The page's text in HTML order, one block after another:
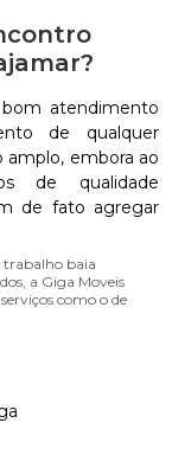
atendimento
de qualquer
embora ao
de qualidade
de fato agregar
trabalho baia
a Giga Moveis
como o de